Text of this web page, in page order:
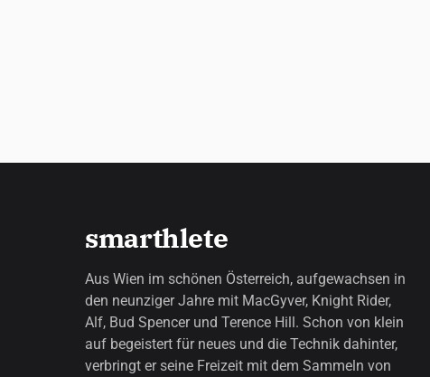
smarthlete
Aus Wien im schönen Österreich, aufgewachsen in
den neunziger Jahre mit MacGyver, Knight Rider,
Alf, Bud Spencer und Terence Hill. Schon von klein
auf begeistert für neues und die Technik dahinter,
verbringt er seine Freizeit mit dem Sammeln von